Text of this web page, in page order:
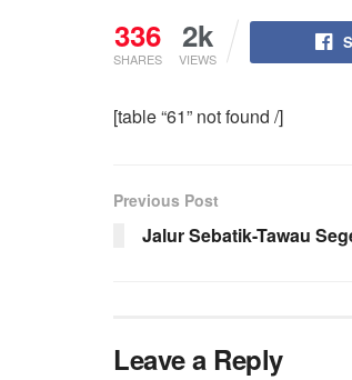
336
SHARES
2k
VIEWS
[table “61” not found /]
Previous Post
Jalur Sebatik-Tawau
Leave a Reply